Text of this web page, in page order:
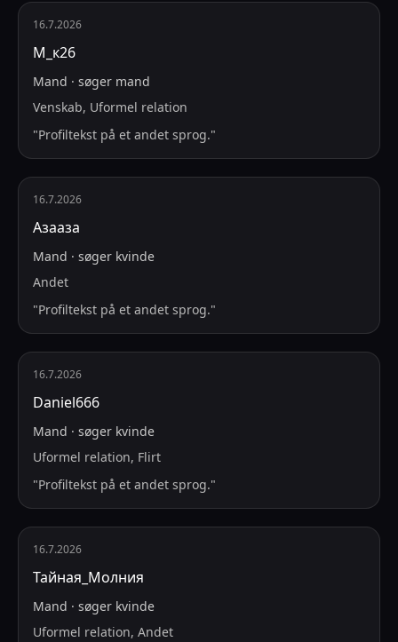
16.7.2026
М_к26
Mand · søger mand
Venskab, Uformel relation
"Profiltekst på et andet sprog."
16.7.2026
Азааза
Mand · søger kvinde
Andet
"Profiltekst på et andet sprog."
16.7.2026
Daniel666
Mand · søger kvinde
Uformel relation, Flirt
"Profiltekst på et andet sprog."
16.7.2026
Тайная_Молния
Mand · søger kvinde
Uformel relation, Andet